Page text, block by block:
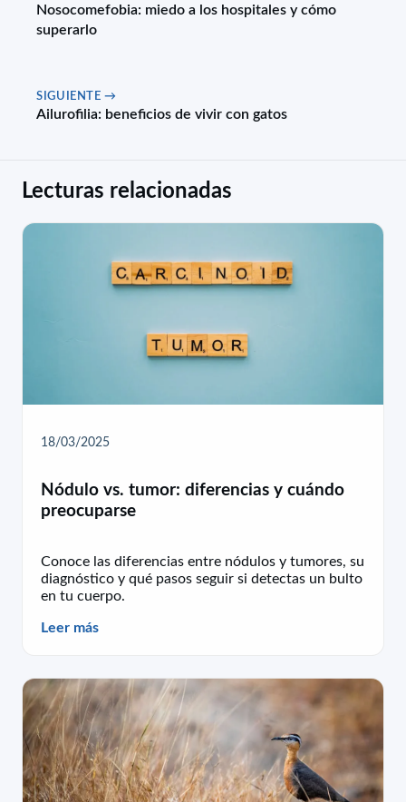
Nosocomefobia: miedo a los hospitales y cómo
superarlo
SIGUIENTE →
Ailurofilia: beneficios de vivir con gatos
Lecturas relacionadas
18/03/2025
Nódulo vs. tumor: diferencias y cuándo
preocuparse
Conoce las diferencias entre nódulos y tumores, su
diagnóstico y qué pasos seguir si detectas un bulto
en tu cuerpo.
Leer más